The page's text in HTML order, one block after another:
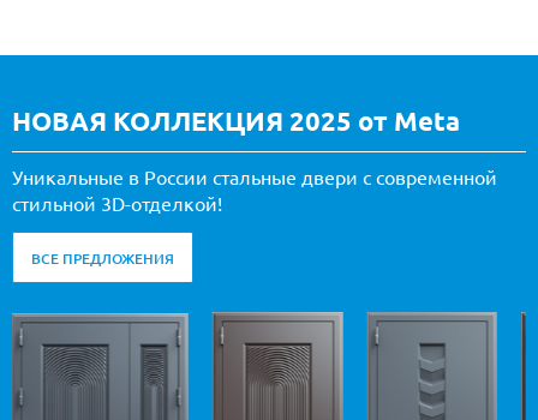
НОВАЯ КОЛЛЕКЦИЯ 2025 от Meta
Уникальные в России стальные двери с современной
стильной 3D-отделкой!
ВСЕ ПРЕДЛОЖЕНИЯ